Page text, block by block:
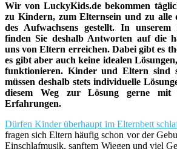
Wir von LuckyKids.de bekommen
zu Kindern, zum Elternsein und zu alle
des Aufwachsens gestellt. In unserem
finden Sie deshalb Antworten auf die
uns von Eltern erreichen. Dabei gibt es
es gibt aber auch keine idealen
funktionieren. Kinder und Eltern sind
müssen deshalb stets individuelle
diesem Weg zur Lösung gerne mit
Erfahrungen.
Dürfen Kinder überhaupt im Elternbett
fragen sich Eltern häufig schon vor der
Einschlafmusik, sanftem Wiegen und viel